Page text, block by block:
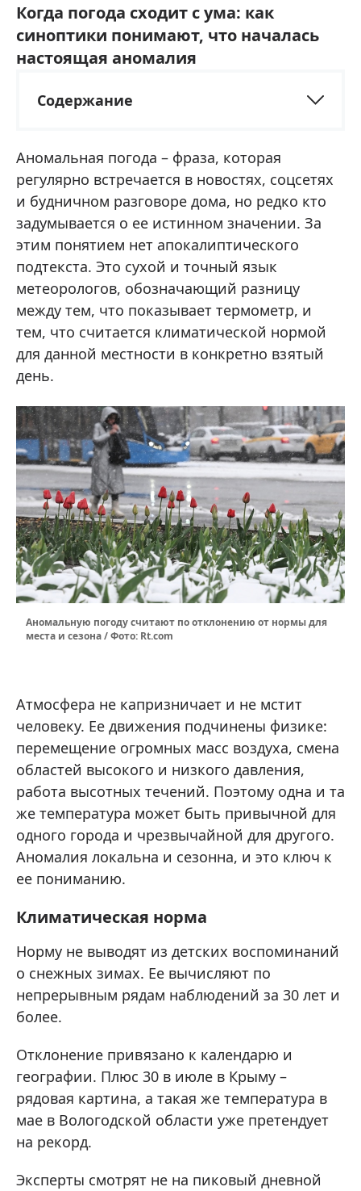
Когда погода сходит с ума: как
синоптики понимают, что началась
настоящая аномалия
Содержание
Аномальная погода – фраза, которая
регулярно встречается в новостях, соцсетях
и будничном разговоре дома, но редко кто
задумывается о ее истинном значении. За
этим понятием нет апокалиптического
подтекста. Это сухой и точный язык
метеорологов, обозначающий разницу
между тем, что показывает термометр, и
тем, что считается климатической нормой
для данной местности в конкретно взятый
день.
Аномальную погоду считают по отклонению от нормы для
места и сезона / Фото: Rt.com
Атмосфера не капризничает и не мстит
человеку. Ее движения подчинены физике:
перемещение огромных масс воздуха, смена
областей высокого и низкого давления,
работа высотных течений. Поэтому одна и та
же температура может быть привычной для
одного города и чрезвычайной для другого.
Аномалия локальна и сезонна, и это ключ к
ее пониманию.
Климатическая норма
Норму не выводят из детских воспоминаний
о снежных зимах. Ее вычисляют по
непрерывным рядам наблюдений за 30 лет и
более.
Отклонение привязано к календарю и
географии. Плюс 30 в июле в Крыму –
рядовая картина, а такая же температура в
мае в Вологодской области уже претендует
на рекорд.
Эксперты смотрят не на пиковый дневной